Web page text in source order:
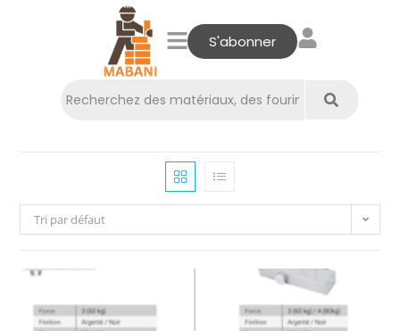
S'abonner
Tri par défaut